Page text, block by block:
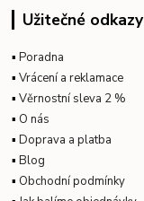
Užitečné odkazy
▪Poradna
▪Vrácení a reklamace
▪Věrnostní sleva 2 %
▪ O nás
▪Doprava a platba
▪Blog
▪ Obchodní podmínky